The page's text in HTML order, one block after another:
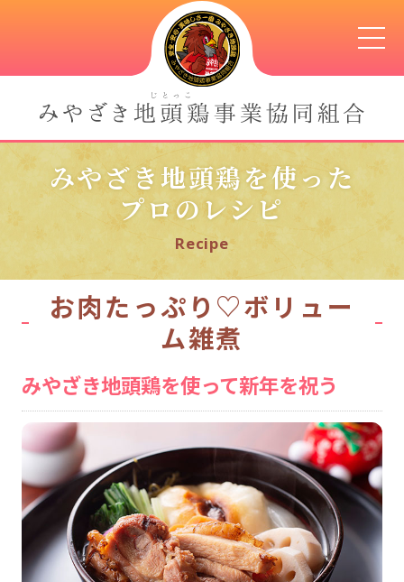
みやざき地頭鶏を使った
プロのレシピ
Recipe
お肉たっぷり♡ボリュー
ム雑煮
みやざき地頭鶏を使って新年を祝う